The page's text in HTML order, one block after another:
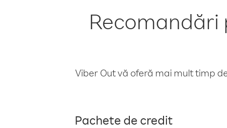
Recomandări
Viber Out vă oferă mai mult timp
Pachete de credit